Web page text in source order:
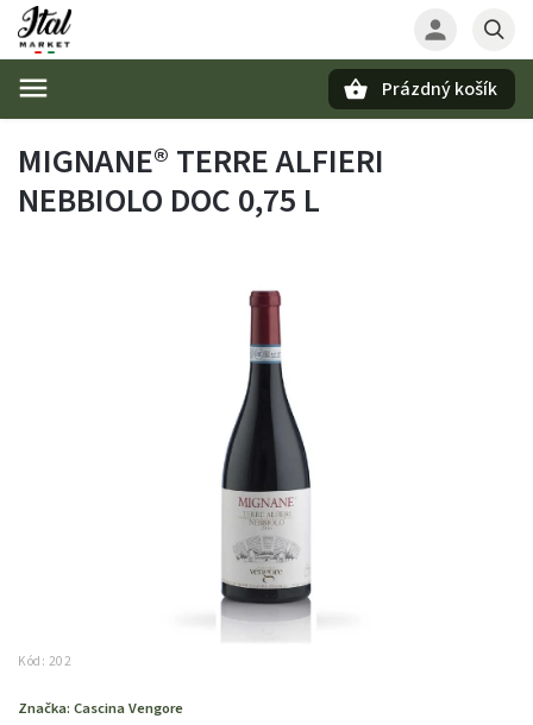
Prázdný košík
MIGNANE® TERRE ALFIERI
NEBBIOLO DOC 0,75 L
Kód: 202
Značka: Cascina Vengore